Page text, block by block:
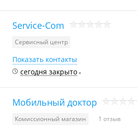
Service-Com
Сервисный центр
Показать контакты
сегодня закрыто
Мобильный доктор
Комиссионный магазин 1 отзыв